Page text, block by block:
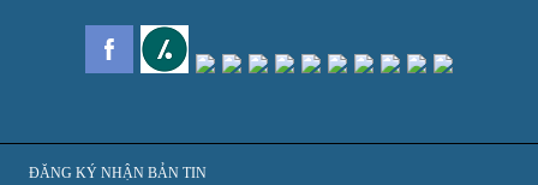
ĐĂNG KÝ NHẬN BẢN TIN